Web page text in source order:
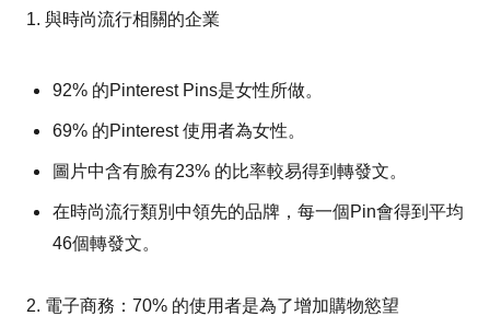
1. 與時尚流行相關的企業
92% 的Pinterest Pins是女性所做。
69% 的Pinterest 使用者為女性。
圖片中含有臉有23% 的比率較易得到轉發文。
在時尚流行類別中領先的品牌，每一個Pin會得到平均
46個轉發文。
2. 電子商務：70% 的使用者是為了增加購物慾望